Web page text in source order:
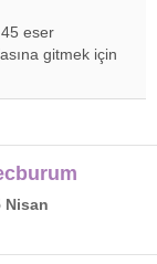
eser
gitmek için
Nisan